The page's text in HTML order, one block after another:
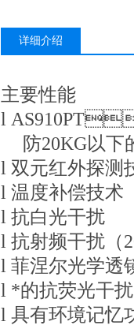
详细介绍
主要性能
l AS910PT
防20KG以下
l 双元红外探测
l 温度补偿技术
l 抗白光干扰
l 抗射频干扰（
l 菲涅尔光学透
l *的抗荧光干扰
l 具有环境记忆